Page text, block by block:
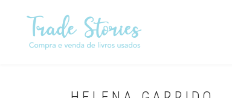
conteúdo